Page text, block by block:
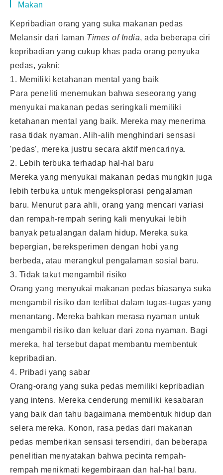
Makan
Kepribadian orang yang suka makanan pedas
Melansir dari laman Times of India, ada beberapa ciri
kepribadian yang cukup khas pada orang penyuka
pedas, yakni:
1. Memiliki ketahanan mental yang baik
Para peneliti menemukan bahwa seseorang yang
menyukai makanan pedas seringkali memiliki
ketahanan mental yang baik. Mereka may menerima
rasa tidak nyaman. Alih-alih menghindari sensasi
'pedas', mereka justru secara aktif mencarinya.
2. Lebih terbuka terhadap hal-hal baru
Mereka yang menyukai makanan pedas mungkin juga
lebih terbuka untuk mengeksplorasi pengalaman
baru. Menurut para ahli, orang yang mencari variasi
dan rempah-rempah sering kali menyukai lebih
banyak petualangan dalam hidup. Mereka suka
bepergian, bereksperimen dengan hobi yang
berbeda, atau merangkul pengalaman sosial baru.
3. Tidak takut mengambil risiko
Orang yang menyukai makanan pedas biasanya suka
mengambil risiko dan terlibat dalam tugas-tugas yang
menantang. Mereka bahkan merasa nyaman untuk
mengambil risiko dan keluar dari zona nyaman. Bagi
mereka, hal tersebut dapat membantu membentuk
kepribadian.
4. Pribadi yang sabar
Orang-orang yang suka pedas memiliki kepribadian
yang intens. Mereka cenderung memiliki kesabaran
yang baik dan tahu bagaimana membentuk hidup dan
selera mereka. Konon, rasa pedas dari makanan
pedas memberikan sensasi tersendiri, dan beberapa
penelitian menyatakan bahwa pecinta rempah-
rempah menikmati kegembiraan dan hal-hal baru.